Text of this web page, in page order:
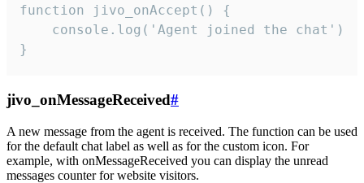
function jivo_onAccept() {
}
jivo_onMessageReceived#
A new message from the agent is received. The function can be used
for the default chat label as well as for the custom icon. For
example, with onMessageReceived you can display the unread
messages counter for website visitors.